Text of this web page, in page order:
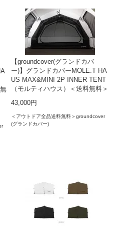
【groundcover(グランドカバ
ー)】グランドカバーMOLE.T HA
US MAX&MINI 2P INNER TENT
（モルティハウス）＜送料無料＞
43,000円
＜アウトドア全品送料無料＞groundcover
(グランドカバー)